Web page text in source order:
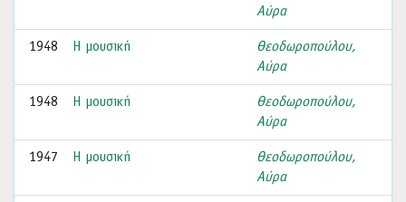
Αύρα
1948 Η μουσική
Θεοδωροπούλου,
Αύρα
1948 Η μουσική
Θεοδωροπούλου,
Αύρα
1947 Η μουσική
Θεοδωροπούλου,
Αύρα